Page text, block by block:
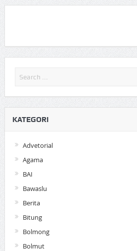
KATEGORI
Advetorial
Agama
BAI
Bawaslu
Berita
Bitung
Bolmong
Bolmut